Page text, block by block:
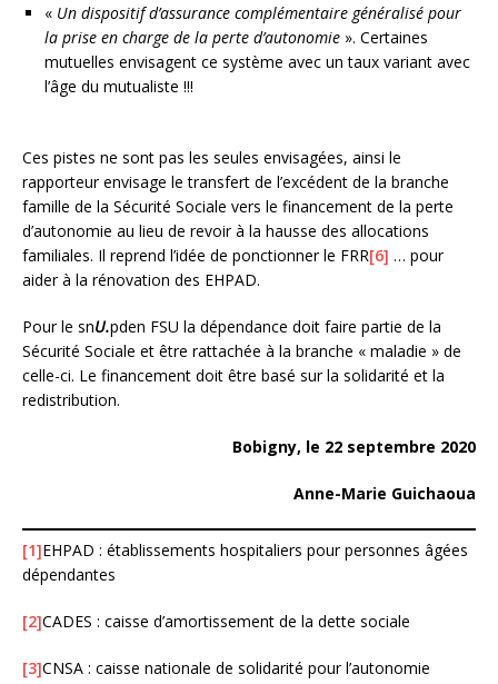
« Un dispositif d’assurance complémentaire généralisé pour
la prise en charge de la perte d’autonomie ». Certaines
mutuelles envisagent ce système avec un taux variant avec
l’âge du mutualiste !!!
Ces pistes ne sont pas les seules envisagées, ainsi le
rapporteur envisage le transfert de l’excédent de la branche
famille de la Sécurité Sociale vers le financement de la perte
d’autonomie au lieu de revoir à la hausse des allocations
familiales. Il reprend l’idée de ponctionner le FRR[6] … pour
aider à la rénovation des EHPAD.
Pour le snU.pden FSU la dépendance doit faire partie de la
Sécurité Sociale et être rattachée à la branche « maladie » de
celle-ci. Le financement doit être basé sur la solidarité et la
redistribution.
Bobigny, le 22 septembre 2020
Anne-Marie Guichaoua
[1]EHPAD : établissements hospitaliers pour personnes âgées
dépendantes
[2]CADES : caisse d’amortissement de la dette sociale
[3]CNSA : caisse nationale de solidarité pour l’autonomie